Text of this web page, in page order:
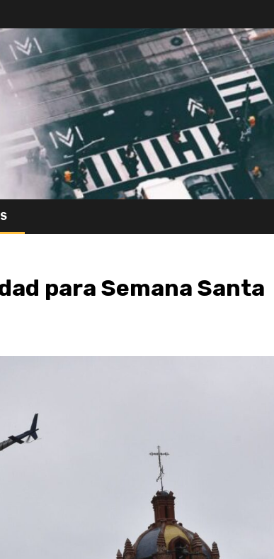
para Semana Santa
Destacados
Quinto año de gobierno de carreteras,
transporte y otros proyectos de impacto
Redacción